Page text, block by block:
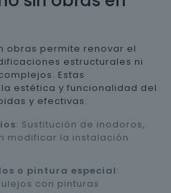
obras permite renovar el
estructurales ni
Estas
estética y funcionalidad del
y efectivas.
: Sustitución de inodoros,
modificar la instalación
o pintura especial:
con pinturas